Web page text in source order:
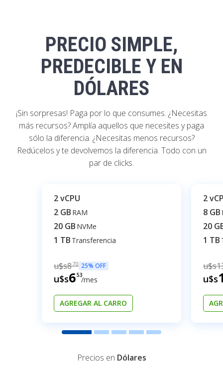
PRECIO SIMPLE,
PREDECIBLE Y EN
DÓLARES
¡Sin sorpresas! Paga por lo que consumes. ¿Necesitas
más recursos? Amplía aquellos que necesites y paga
sólo la diferencia. ¿Necesitas menos recursos?
Redúcelos y te devolvemos la diferencia. Todo con un
par de clicks.
2 vCPU
2 GB RAM
20 GB NVMe
1 TB Transferencia
u$s870 25% OFF
u$s653/mes
AGREGAR AL CARRO
2
8 GB
20
1 TB
u$s
u$s
Precios en Dólares